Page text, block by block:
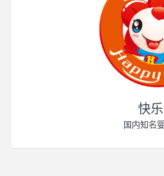
快
国内知名